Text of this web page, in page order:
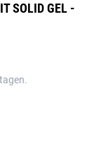
SOLID GEL -